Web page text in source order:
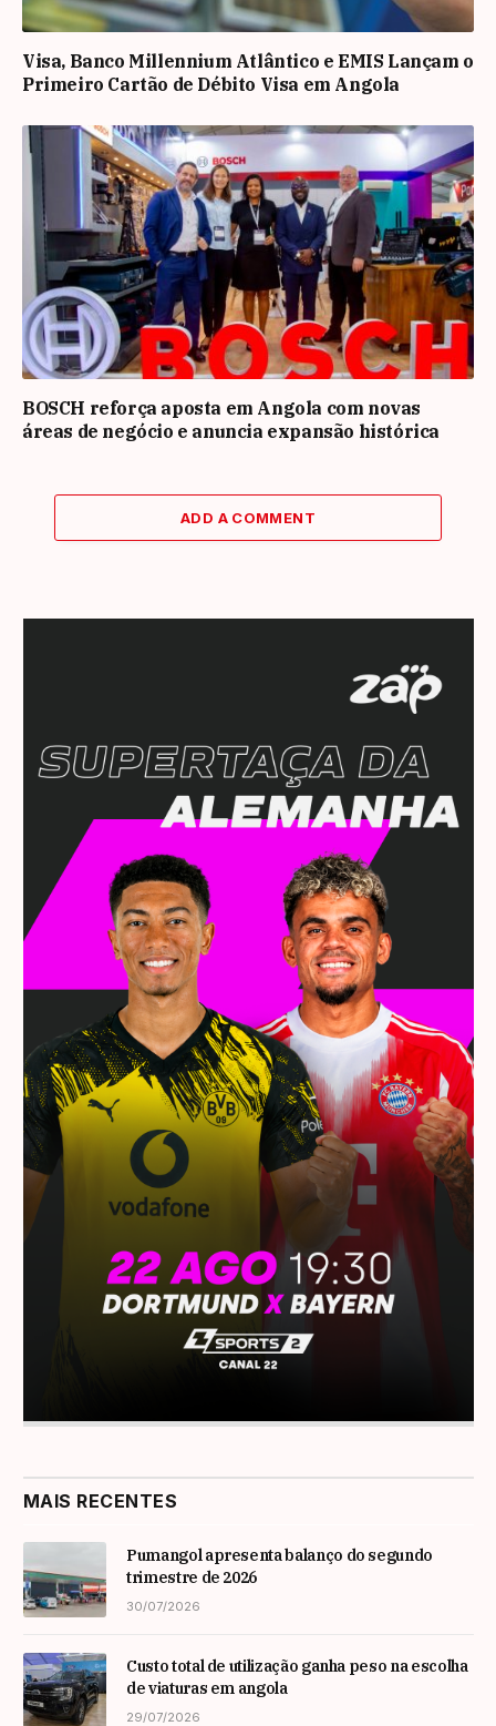
Visa, Banco Millennium Atlântico e EMIS Lançam o
Primeiro Cartão de Débito Visa em Angola
BOSCH reforça aposta em Angola com novas
áreas de negócio e anuncia expansão histórica
ADD A COMMENT
MAIS RECENTES
Pumangol apresenta balanço do segundo
trimestre de 2026
30/07/2026
Custo total de utilização ganha peso na escolha
de viaturas em angola
29/07/2026